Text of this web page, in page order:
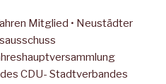
Mitglied • Neustädter
CDU- Stadtverbandes